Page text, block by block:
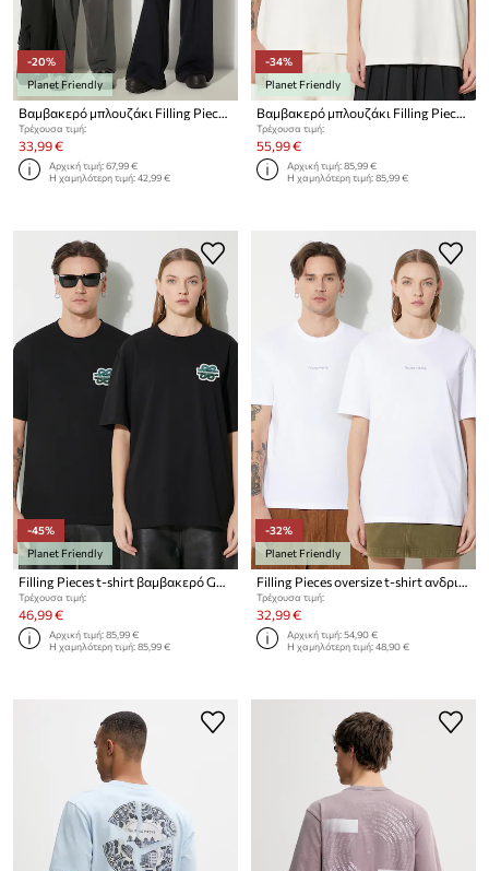
-20%
Planet Friendly
Βαμβακερό μπλουζάκι Filling Pieces Boxy
Τρέχουσα τιμή:
33,99 €
Αρχική τιμή:67,99 €
Η χαμηλότερη τιμή:42,99 €
-34%
Planet Friendly
Βαμβακερό μπλουζάκι Filling Pieces T-shirt Gowtu
Τρέχουσα τιμή:
55,99 €
Αρχική τιμή:85,99 €
Η χαμηλότερη τιμή:85,99 €
-45%
Planet Friendly
Filling Pieces t-shirt βαμβακερό Gowtu
Τρέχουσα τιμή:
46,99 €
Αρχική τιμή:85,99 €
Η χαμηλότερη τιμή:85,99 €
-32%
Planet Friendly
Filling Pieces oversize t-shirt ανδρικό βαμβακερό Slim
Τρέχουσα τιμή:
32,99 €
Αρχική τιμή:54,90 €
Η χαμηλότερη τιμή:48,90 €